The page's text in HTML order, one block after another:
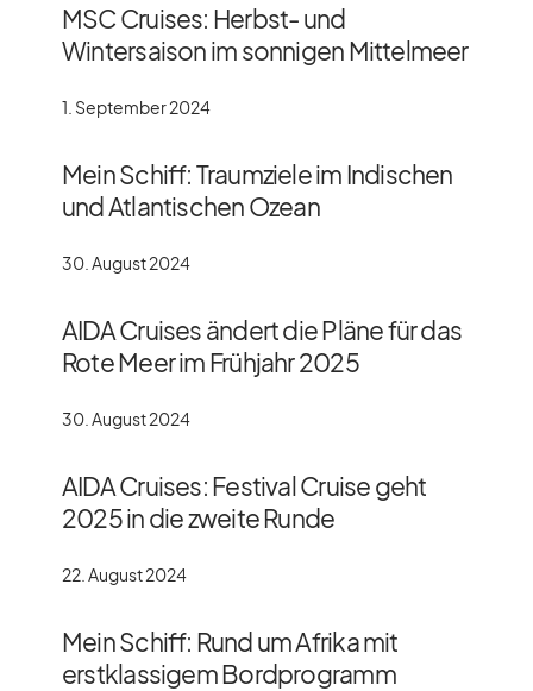
MSC Cruises: Herbst- und
Wintersaison im sonnigen Mittelmeer
1. September 2024
Mein Schiff: Traumziele im Indischen
und Atlantischen Ozean
30. August 2024
AIDA Cruises ändert die Pläne für das
Rote Meer im Frühjahr 2025
30. August 2024
AIDA Cruises: Festival Cruise geht
2025 in die zweite Runde
22. August 2024
Mein Schiff: Rund um Afrika mit
erstklassigem Bordprogramm